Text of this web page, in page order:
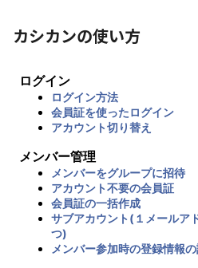
カシカンの使い方
ログイン
ログイン方法
会員証を使ったログイン
アカウント切り替え
メンバー管理
メンバーをグループに招待
アカウント不要の会員証
会員証の一括作成
サブアカウント(１メールア
つ)
メンバー参加時の登録情報